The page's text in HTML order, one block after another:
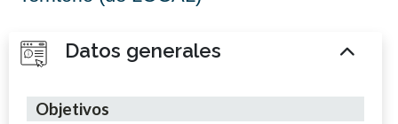
Datos generales
Objetivos